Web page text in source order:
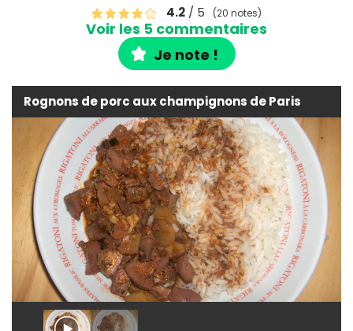
4.2 / 5 (20 notes)
Voir les 5 commentaires
Je note !
Rognons de porc aux champignons de Paris